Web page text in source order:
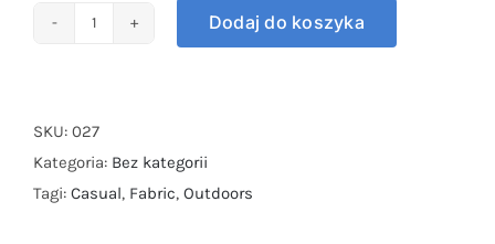
Suit
Dodaj do koszyka
SKU: 027
Kategoria: Bez kategorii
Tagi: Casual, Fabric, Outdoors